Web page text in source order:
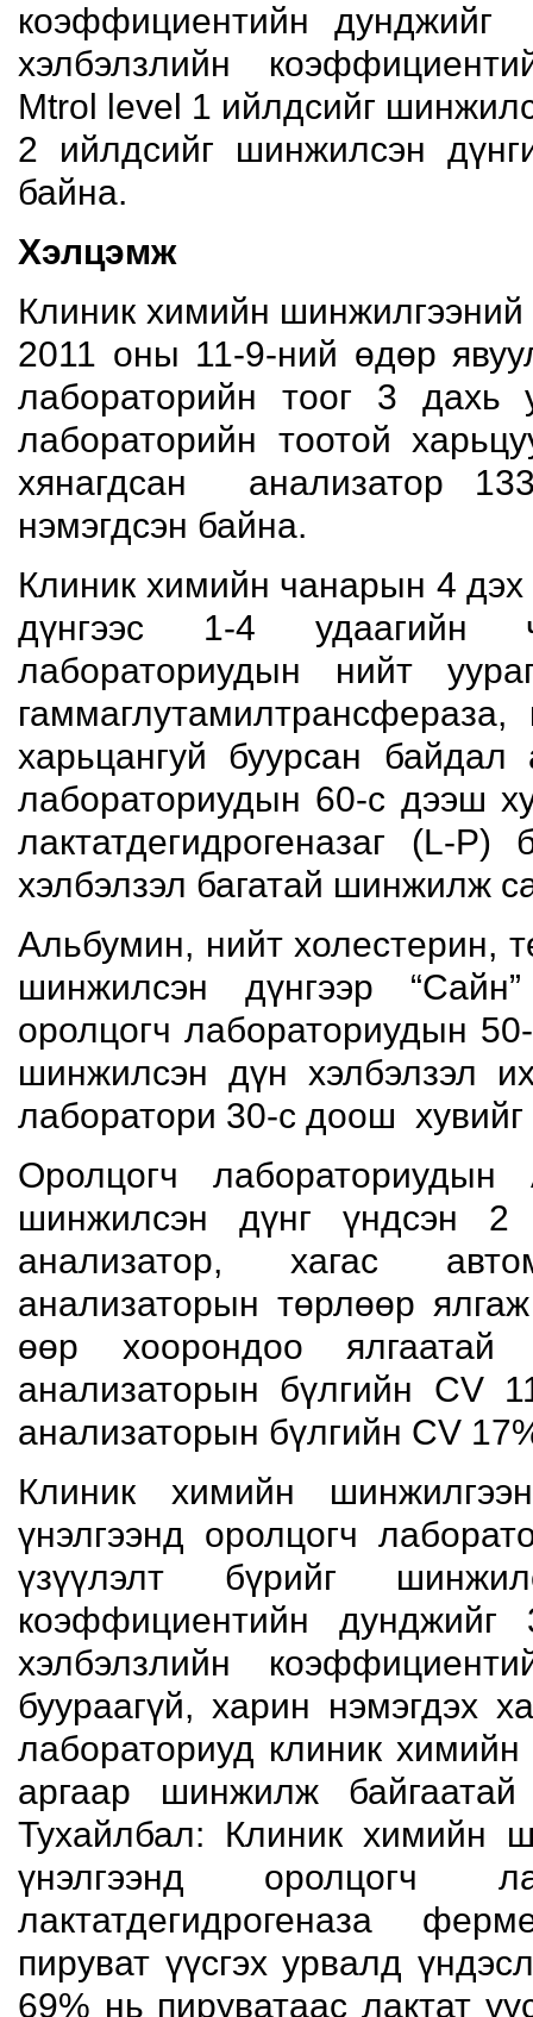
коэффициентийн дунджийг
хэлбэлзлийн
Mtrol level 1 ийлдсийг
2 ийлдсийг шинжилсэн
байна.
Хэлцэмж
Клиник химийн шинжилгээний
2011 оны 11-9-ний өдөр
лабораторийн тоог 3 дахь
лабораторийн тоотой
хянагдсан анализатор
нэмэгдсэн байна.
Клиник химийн чанарын 4 дэх
дүнгээс 1-4 удаагийн
лабораториудын нийт
харьцангуй буурсан
лабораториудын 60-с дээш
лактатдегидрогеназаг (L-P)
хэлбэлзэл багатай шинжилж
Альбумин, нийт холестерин,
шинжилсэн дүнгээр
оролцогч лабораториудын
шинжилсэн дүн хэлбэлзэл
лаборатори 30-с доош хувийг
Оролцогч
шинжилсэн дүнг үндсэн 2
анализатор, хагас
анализаторын төрлөөр
өөр хоорондоо
анализаторын бүлгийн CV
анализаторын бүлгийн CV
Клиник химийн
үнэлгээнд оролцогч
үзүүлэлт бүрийг
коэффициентийн дунджийг
хэлбэлзлийн
буураагүй, харин нэмэгдэх
лабораториуд клиник
аргаар шинжилж
Тухайлбал: Клиник химийн
үнэлгээнд оролцогч
лактатдегидрогеназа
пируват үүсгэх урвалд
69% нь пируватаас лактат